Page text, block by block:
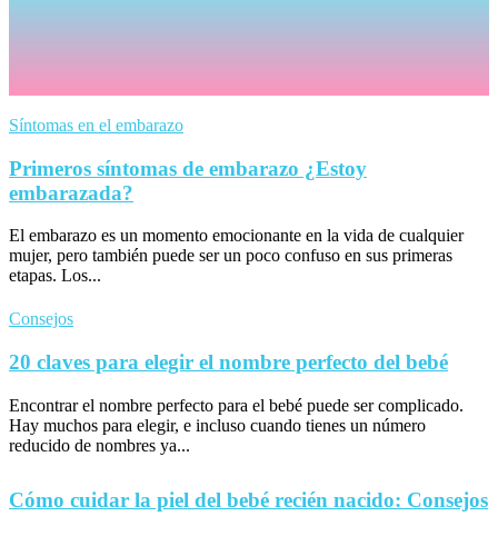
Síntomas en el embarazo
Primeros síntomas de embarazo ¿Estoy
embarazada?
El embarazo es un momento emocionante en la vida de cualquier
mujer, pero también puede ser un poco confuso en sus primeras
etapas. Los...
Consejos
20 claves para elegir el nombre perfecto del bebé
Encontrar el nombre perfecto para el bebé puede ser complicado.
Hay muchos para elegir, e incluso cuando tienes un número
reducido de nombres ya...
Cómo cuidar la piel del bebé recién nacido: Consejos